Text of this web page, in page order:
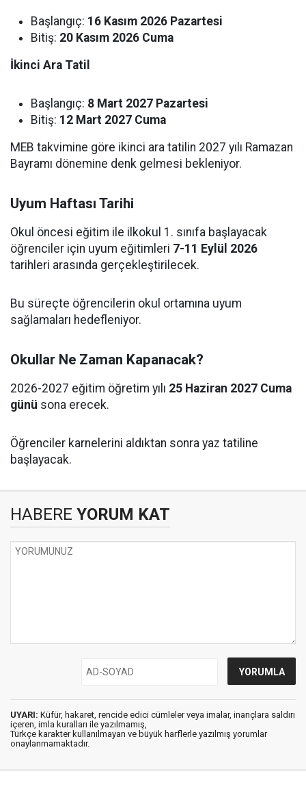
Başlangıç: 16 Kasım 2026 Pazartesi
Bitiş: 20 Kasım 2026 Cuma
İkinci Ara Tatil
Başlangıç: 8 Mart 2027 Pazartesi
Bitiş: 12 Mart 2027 Cuma
MEB takvimine göre ikinci ara tatilin 2027 yılı Ramazan
Bayramı dönemine denk gelmesi bekleniyor.
Uyum Haftası Tarihi
Okul öncesi eğitim ile ilkokul 1. sınıfa başlayacak
öğrenciler için uyum eğitimleri 7-11 Eylül 2026
tarihleri arasında gerçekleştirilecek.
Bu süreçte öğrencilerin okul ortamına uyum
sağlamaları hedefleniyor.
Okullar Ne Zaman Kapanacak?
2026-2027 eğitim öğretim yılı 25 Haziran 2027 Cuma
günü sona erecek.
Öğrenciler karnelerini aldıktan sonra yaz tatiline
başlayacak.
HABERE YORUM KAT
UYARI: Küfür, hakaret, rencide edici cümleler veya imalar, inançlara saldırı
içeren, imla kuralları ile yazılmamış,
Türkçe karakter kullanılmayan ve büyük harflerle yazılmış yorumlar
onaylanmamaktadır.